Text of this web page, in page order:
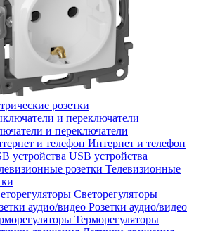
розетки
и переключатели
Интернет и телефон
USB устройства
Телевизионные
Светорегуляторы
Розетки аудио/видео
Терморегуляторы